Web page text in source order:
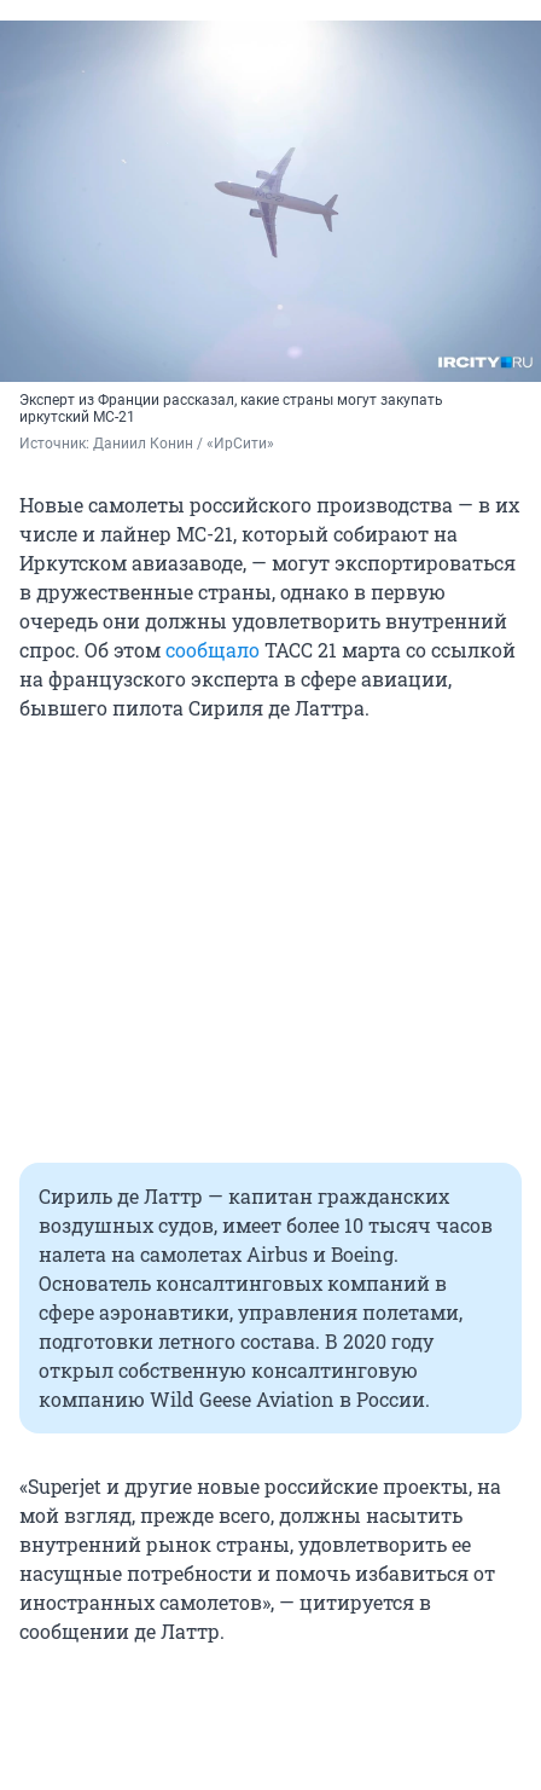
Эксперт из Франции рассказал, какие страны могут закупать
иркутский МС-21
Источник: Даниил Конин / «ИрСити»
Новые самолеты российского производства — в их
числе и лайнер МС-21, который собирают на
Иркутском авиазаводе, — могут экспортироваться
в дружественные страны, однако в первую
очередь они должны удовлетворить внутренний
спрос. Об этомсообщалоТАСС 21 марта со ссылкой
на французского эксперта в сфере авиации,
бывшего пилота Сириля де Латтра.
Сириль де Латтр — капитан гражданских
воздушных судов, имеет более 10 тысяч часов
налета на самолетах Airbus и Boeing.
Основатель консалтинговых компаний в
сфере аэронавтики, управления полетами,
подготовки летного состава. В 2020 году
открыл собственную консалтинговую
компанию Wild Geese Aviation в России.
«Superjet и другие новые российские проекты, на
мой взгляд, прежде всего, должны насытить
внутренний рынок страны, удовлетворить ее
насущные потребности и помочь избавиться от
иностранных самолетов», — цитируется в
сообщении де Латтр.